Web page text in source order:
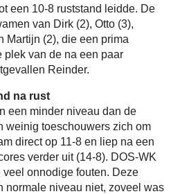
een 10-8 ruststand leidde. De
van Dirk (2), Otto (3),
Martijn (2), die een prima
van de na een paar
Reinder.
na rust
een minder niveau dan de
weinig toeschouwers zich om
direct op 11-8 en liep na een
verder uit (14-8). DOS-WK
onnodige fouten. Deze
normale niveau niet, zoveel was